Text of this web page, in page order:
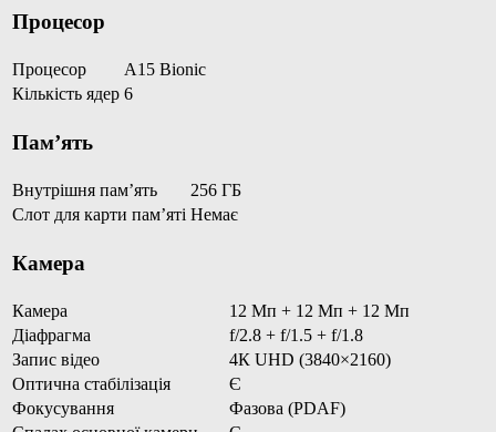
Процесор
Процесор
A15 Bionic
Кількість ядер 6
Пам’ять
Внутрішня пам’ять
256 ГБ
Слот для карти пам’яті Немає
Камера
Камера
12 Мп + 12 Мп + 12 Мп
Діафрагма
f/2.8 + f/1.5 + f/1.8
Запис відео
4К UHD (3840×2160)
Оптична стабілізація
Є
Фокусування
Фазова (PDAF)